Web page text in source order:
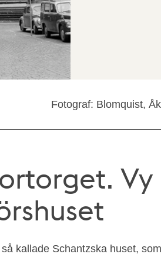
Fotograf: Blomquist,
kallade Schantzska huset,